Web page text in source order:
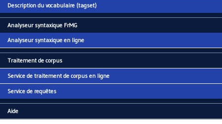
Description du vocabulaire (tagset)
Analyseur syntaxique FrMG
Analyseur syntaxique en ligne
Traitement de corpus
Service de traitement de corpus en ligne
Service de requêtes
Aide